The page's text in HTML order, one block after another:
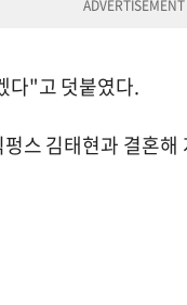
다"고 덧붙였다.
스 김태현과 결혼